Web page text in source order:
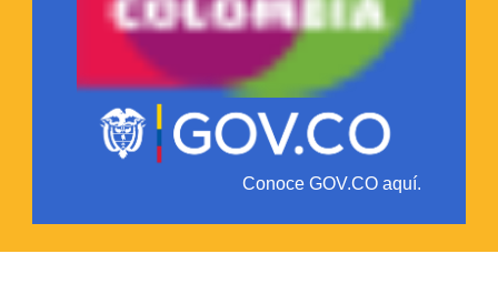
Conoce GOV.CO aquí.